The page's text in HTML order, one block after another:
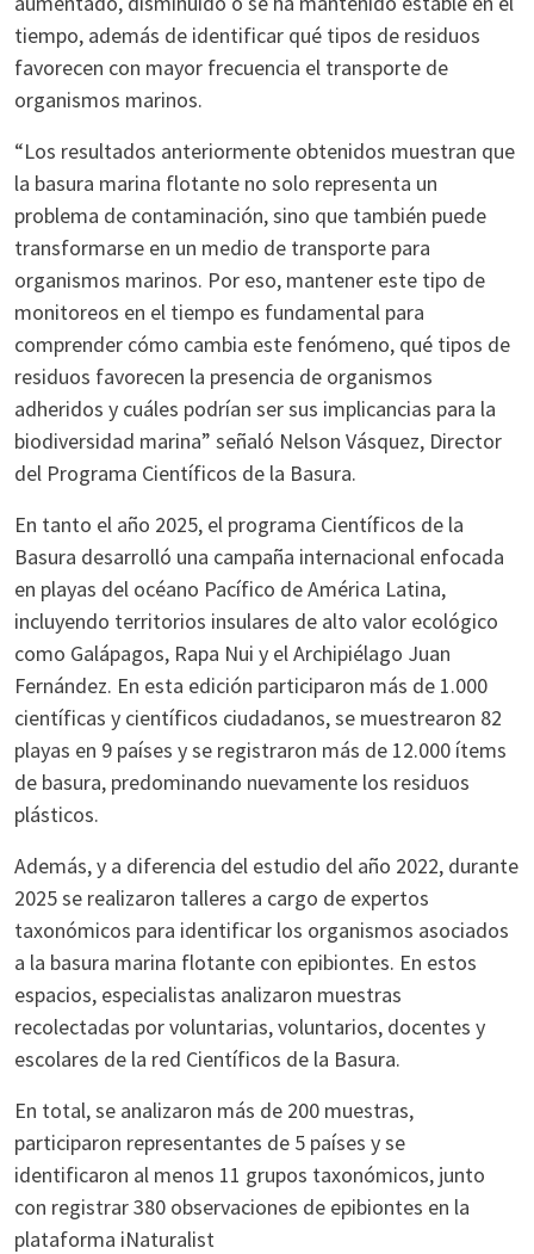
tiempo, además de identificar qué tipos de residuos
favorecen con mayor frecuencia el transporte de
organismos marinos.
“Los resultados anteriormente obtenidos muestran que
la basura marina flotante no solo representa un
problema de contaminación, sino que también puede
transformarse en un medio de transporte para
organismos marinos. Por eso, mantener este tipo de
monitoreos en el tiempo es fundamental para
comprender cómo cambia este fenómeno, qué tipos de
residuos favorecen la presencia de organismos
adheridos y cuáles podrían ser sus implicancias para la
biodiversidad marina” señaló Nelson Vásquez, Director
del Programa Científicos de la Basura.
En tanto el año 2025, el programa Científicos de la
Basura desarrolló una campaña internacional enfocada
en playas del océano Pacífico de América Latina,
incluyendo territorios insulares de alto valor ecológico
como Galápagos, Rapa Nui y el Archipiélago Juan
Fernández. En esta edición participaron más de 1.000
científicas y científicos ciudadanos, se muestrearon 82
playas en 9 países y se registraron más de 12.000 ítems
de basura, predominando nuevamente los residuos
plásticos.
Además, y a diferencia del estudio del año 2022, durante
2025 se realizaron talleres a cargo de expertos
taxonómicos para identificar los organismos asociados
a la basura marina flotante con epibiontes. En estos
espacios, especialistas analizaron muestras
recolectadas por voluntarias, voluntarios, docentes y
escolares de la red Científicos de la Basura.
En total, se analizaron más de 200 muestras,
participaron representantes de 5 países y se
identificaron al menos 11 grupos taxonómicos, junto
con registrar 380 observaciones de epibiontes en la
plataforma iNaturalist